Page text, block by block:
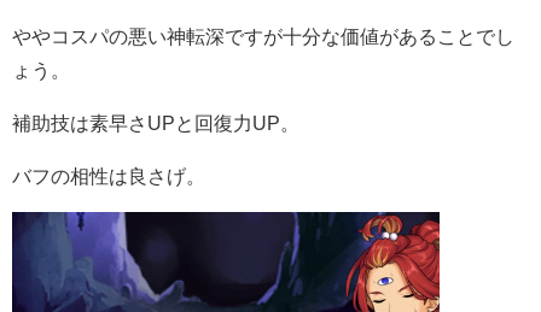
ややコスパの悪い神転深ですが十分な価値があることでし
ょう。
補助技は素早さUPと回復力UP。
バフの相性は良さげ。